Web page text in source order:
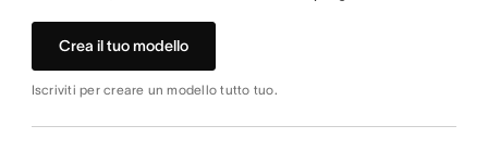
Crea il tuo modello
Iscriviti per creare un modello tutto tuo.